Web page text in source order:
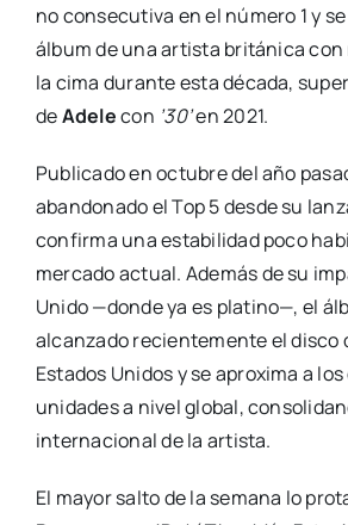
no consecutiva en el número 1 y
álbum de una artista británica con
la cima durante esta década,
deAdelecon ’30’en 2021.
Publicado en octubre del año
abandonado el Top 5 desde su
confirma una estabilidad poco
mercado actual. Además de su
Unido —donde ya es platino—, el
alcanzado recientemente el disco
Estados Unidos y se aproxima a
unidades a nivel global,
internacional de la artista.
El mayor salto de la semana lo